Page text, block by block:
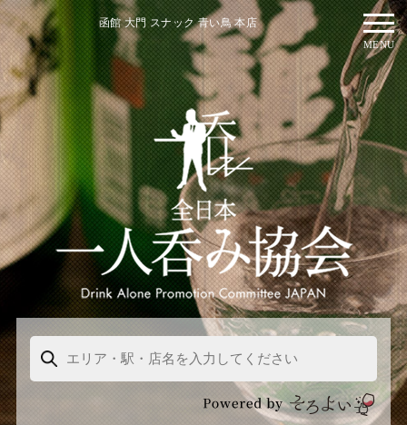
函館 大門 スナック 青い鳥 本店
MENU